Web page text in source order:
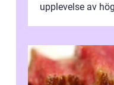
upplevelse av